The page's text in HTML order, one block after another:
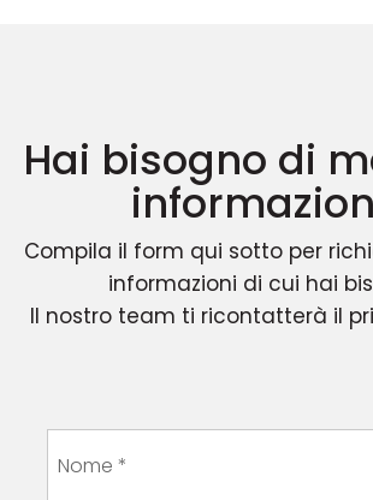
Hai bisogno di
Compila il form qui sotto per
informazioni di cui hai
Il nostro team ti ricontatterà il